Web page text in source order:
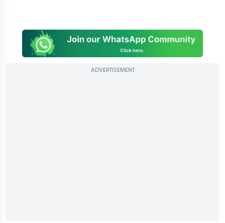
ADVERTISEMENT